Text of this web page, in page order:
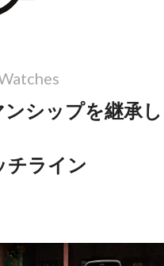
シップを継承し
チライン